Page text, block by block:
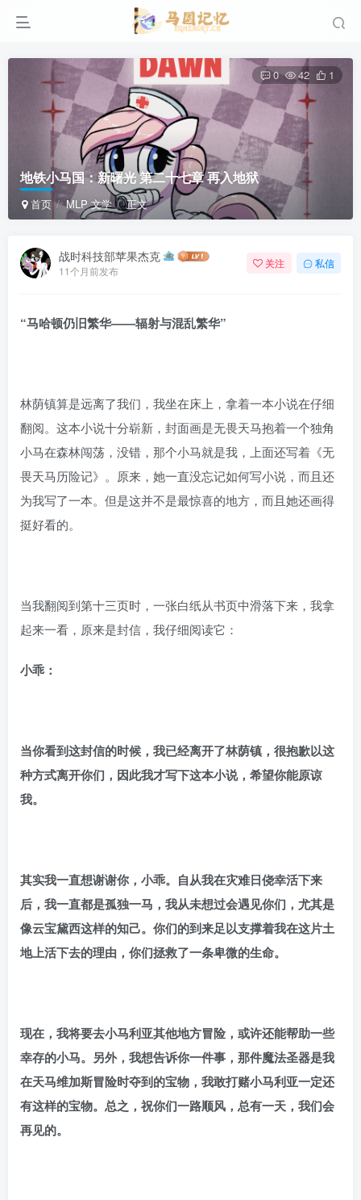
地铁小马国：新曙光 第二十七章 再入地狱
首页 MLP 文学 正文
0 42 1
战时科技部苹果杰克
11个月前发布
关注 私信
“马哈顿仍旧繁华——辐射与混乱繁华”
林荫镇算是远离了我们，我坐在床上，拿着一本小说在仔细
翻阅。这本小说十分崭新，封面画是无畏天马抱着一个独角
小马在森林闯荡，没错，那个小马就是我，上面还写着《无
畏天马历险记》。原来，她一直没忘记如何写小说，而且还
为我写了一本。但是这并不是最惊喜的地方，而且她还画得
挺好看的。
当我翻阅到第十三页时，一张白纸从书页中滑落下来，我拿
起来一看，原来是封信，我仔细阅读它：
小乖：
当你看到这封信的时候，我已经离开了林荫镇，很抱歉以这
种方式离开你们，因此我才写下这本小说，希望你能原谅
我。
其实我一直想谢谢你，小乖。自从我在灾难日侥幸活下来
后，我一直都是孤独一马，我从未想过会遇见你们，尤其是
像云宝黛西这样的知己。你们的到来足以支撑着我在这片土
地上活下去的理由，你们拯救了一条卑微的生命。
现在，我将要去小马利亚其他地方冒险，或许还能帮助一些
幸存的小马。另外，我想告诉你一件事，那件魔法圣器是我
在天马维加斯冒险时夺到的宝物，我敢打赌小马利亚一定还
有这样的宝物。总之，祝你们一路顺风，总有一天，我们会
再见的。